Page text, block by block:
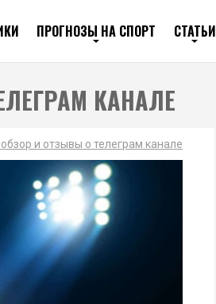
ПРОГНОЗЫ НА СПОРТ СТАТЬИ
КАНАЛЕ
и отзывы о телеграм канале